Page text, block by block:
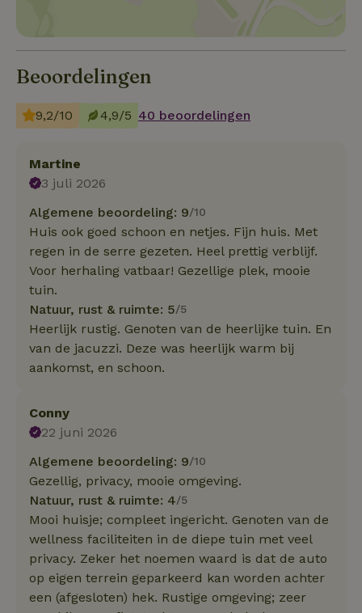
Beoordelingen
9,2/10 4,9/5 40 beoordelingen
Martine
3 juli 2026
Algemene beoordeling: 9/10
Huis ook goed schoon en netjes. Fijn huis. Met
regen in de serre gezeten. Heel prettig verblijf.
Voor herhaling vatbaar! Gezellige plek, mooie
tuin.
Natuur, rust & ruimte: 5/5
Heerlijk rustig. Genoten van de heerlijke tuin. En
van de jacuzzi. Deze was heerlijk warm bij
aankomst, en schoon.
Conny
22 juni 2026
Algemene beoordeling: 9/10
Gezellig, privacy, mooie omgeving.
Natuur, rust & ruimte: 4/5
Mooi huisje; compleet ingericht. Genoten van de
wellness faciliteiten in de diepe tuin met veel
privacy. Zeker het noemen waard is dat de auto
op eigen terrein geparkeerd kan worden achter
een (afgesloten) hek. Rustige omgeving; zeer